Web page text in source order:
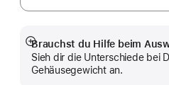
Brauchst du Hilfe beim
Sieh dir die Unterschiede bei
Gehäusegewicht an.
Mehr
anzeigen